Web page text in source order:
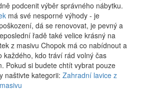
podcenit výběr správného nábytku.
má své nesporné výhody - je
dá se renovovat, je pevný a
řadě také velice krásný na
z masivu Chopok má co nabídnout a
každého, kdo tráví rád volný čas
Pokud si budete chtít vybrat pouze
naštivte kategorii: Zahradní lavice z